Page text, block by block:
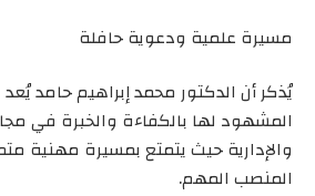
مسيرة علمية ودعوية حافلة
يُذكر أن الدكتور محمد إبراهيم حامد
المشهود لها بالكفاءة والخبرة في
والإدارية حيث يتمتع بمسيرة مهنية
المنصب المهم.